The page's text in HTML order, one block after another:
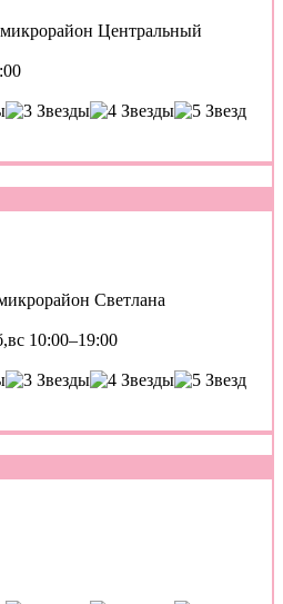
Центральный
Светлана
10:00–19:00